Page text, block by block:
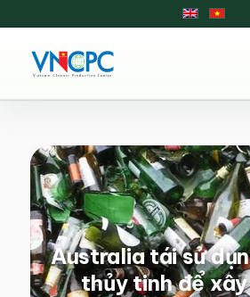
Australia tái sử
thủy tinh để